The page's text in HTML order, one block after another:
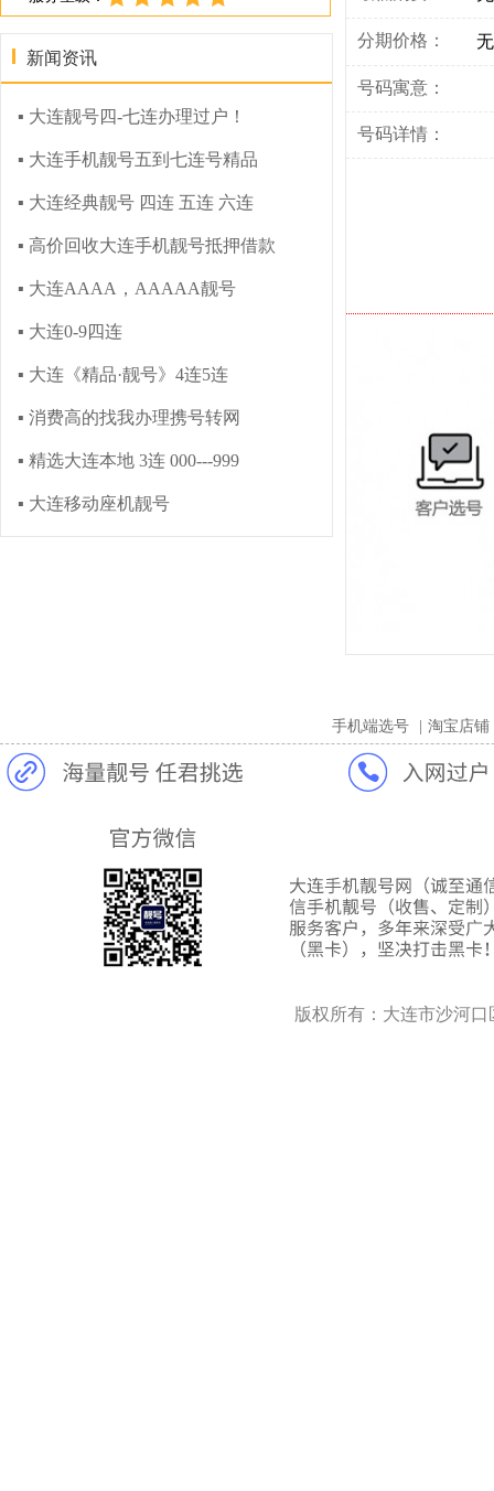
分期价格： 无
号码寓意：
号码详情：
新闻资讯
▪ 大连靓号四-七连办理过户！
▪ 大连手机靓号五到七连号精品
▪ 大连经典靓号 四连 五连 六连
▪ 高价回收大连手机靓号抵押借款
▪ 大连AAAA，AAAAA靓号
▪ 大连0-9四连
▪ 大连《精品·靓号》4连5连
▪ 消费高的找我办理携号转网
▪ 精选大连本地 3连 000---999
▪ 大连移动座机靓号
手机端选号 淘宝店铺
版权所有：大连市沙河